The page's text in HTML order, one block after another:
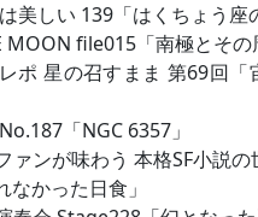
美しい 139「はくちょう座
MOON file015「南極とその
ポ 星の召すまま 第69回
「NGC 6357」
ンが味わう 本格SF小説の
かった日食」